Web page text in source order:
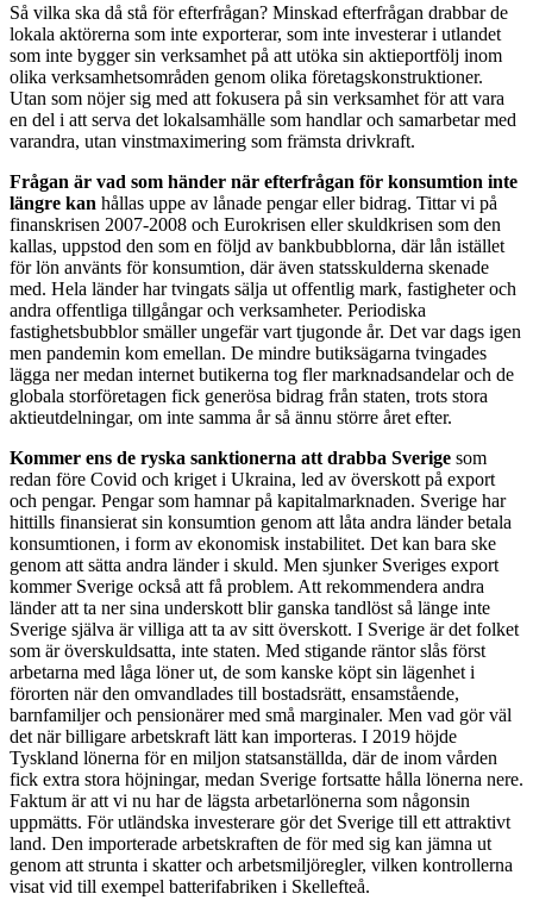
Så vilka ska då stå för efterfrågan? Minskad efterfrågan drabbar de
lokala aktörerna som inte exporterar, som inte investerar i utlandet
som inte bygger sin verksamhet på att utöka sin aktieportfölj inom
olika verksamhetsområden genom olika företagskonstruktioner.
Utan som nöjer sig med att fokusera på sin verksamhet för att vara
en del i att serva det lokalsamhälle som handlar och samarbetar med
varandra, utan vinstmaximering som främsta drivkraft.
Frågan är vad som händer när efterfrågan för konsumtion inte
längre kan hållas uppe av lånade pengar eller bidrag. Tittar vi på
finanskrisen 2007-2008 och Eurokrisen eller skuldkrisen som den
kallas, uppstod den som en följd av bankbubblorna, där lån istället
för lön använts för konsumtion, där även statsskulderna skenade
med. Hela länder har tvingats sälja ut offentlig mark, fastigheter och
andra offentliga tillgångar och verksamheter. Periodiska
fastighetsbubblor smäller ungefär vart tjugonde år. Det var dags igen
men pandemin kom emellan. De mindre butiksägarna tvingades
lägga ner medan internet butikerna tog fler marknadsandelar och de
globala storföretagen fick generösa bidrag från staten, trots stora
aktieutdelningar, om inte samma år så ännu större året efter.
Kommer ens de ryska sanktionerna att drabba Sverige som
redan före Covid och kriget i Ukraina, led av överskott på export
och pengar. Pengar som hamnar på kapitalmarknaden. Sverige har
hittills finansierat sin konsumtion genom att låta andra länder betala
konsumtionen, i form av ekonomisk instabilitet. Det kan bara ske
genom att sätta andra länder i skuld. Men sjunker Sveriges export
kommer Sverige också att få problem. Att rekommendera andra
länder att ta ner sina underskott blir ganska tandlöst så länge inte
Sverige själva är villiga att ta av sitt överskott. I Sverige är det folket
som är överskuldsatta, inte staten. Med stigande räntor slås först
arbetarna med låga löner ut, de som kanske köpt sin lägenhet i
förorten när den omvandlades till bostadsrätt, ensamstående,
barnfamiljer och pensionärer med små marginaler. Men vad gör väl
det när billigare arbetskraft lätt kan importeras. I 2019 höjde
Tyskland lönerna för en miljon statsanställda, där de inom vården
fick extra stora höjningar, medan Sverige fortsatte hålla lönerna nere.
Faktum är att vi nu har de lägsta arbetarlönerna som någonsin
uppmätts. För utländska investerare gör det Sverige till ett attraktivt
land. Den importerade arbetskraften de för med sig kan jämna ut
genom att strunta i skatter och arbetsmiljöregler, vilken kontrollerna
visat vid till exempel batterifabriken i Skellefteå.